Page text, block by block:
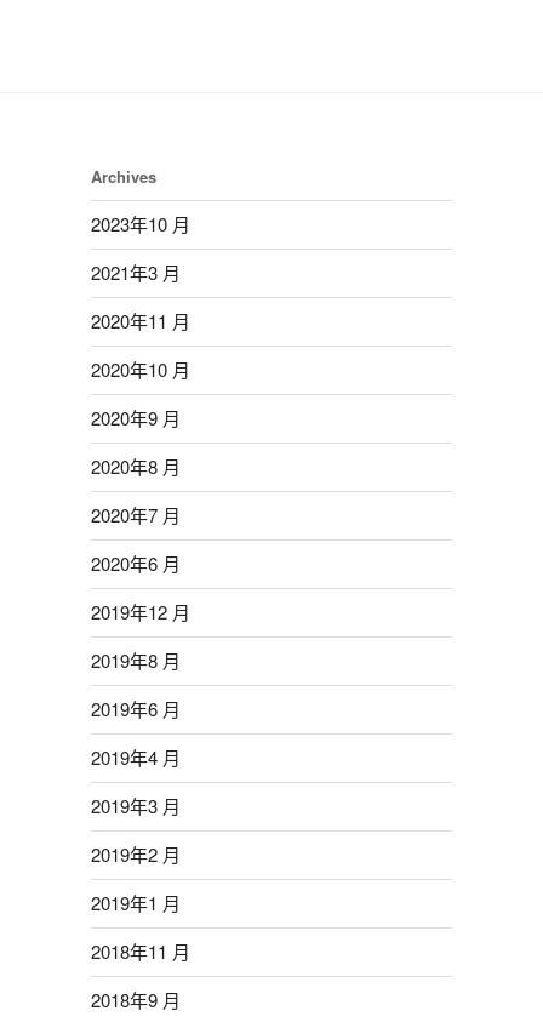
Archives
2023年10 月
2021年3 月
2020年11 月
2020年10 月
2020年9 月
2020年8 月
2020年7 月
2020年6 月
2019年12 月
2019年8 月
2019年6 月
2019年4 月
2019年3 月
2019年2 月
2019年1 月
2018年11 月
2018年9 月